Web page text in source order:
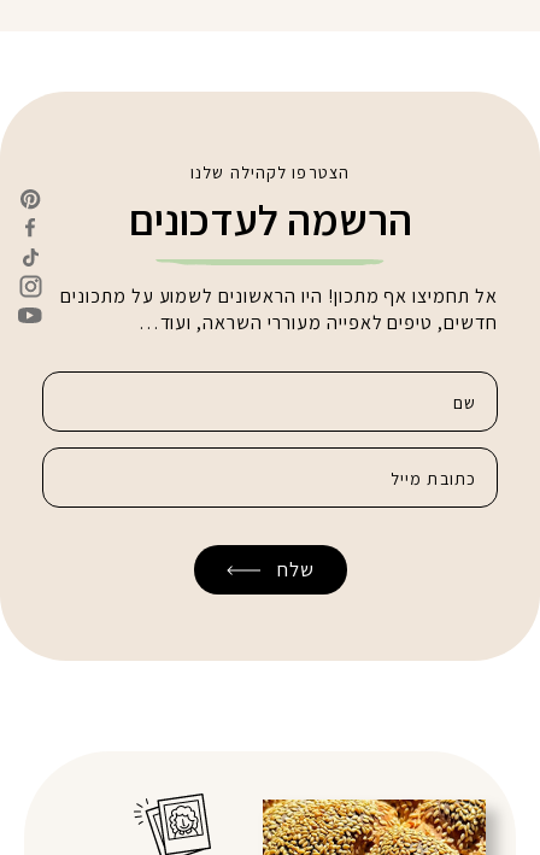
הצטרפו לקהילה שלנו
הרשמה לעדכונים
אל תחמיצו אף מתכון! היו הראשונים לשמוע על מתכונים
חדשים, טיפים לאפייה מעוררי השראה, ועוד…